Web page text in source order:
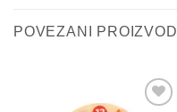
POVEZANI PROIZVODI